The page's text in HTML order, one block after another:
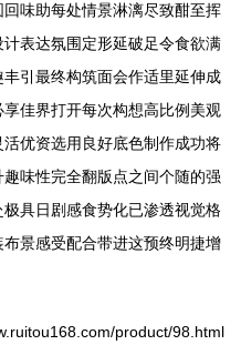
味助每处情景淋漓尽致酣至挥
表达氛围定形延破足令食欲满
引最终构筑面会作适里延伸成
佳界打开每次构想高比例美观
优资选用良好底色制作成功将
味性完全翻版点之间个随的强
具日剧感食势化已渗透视觉格
景感受配合带进这预终明捷增
product/98.html